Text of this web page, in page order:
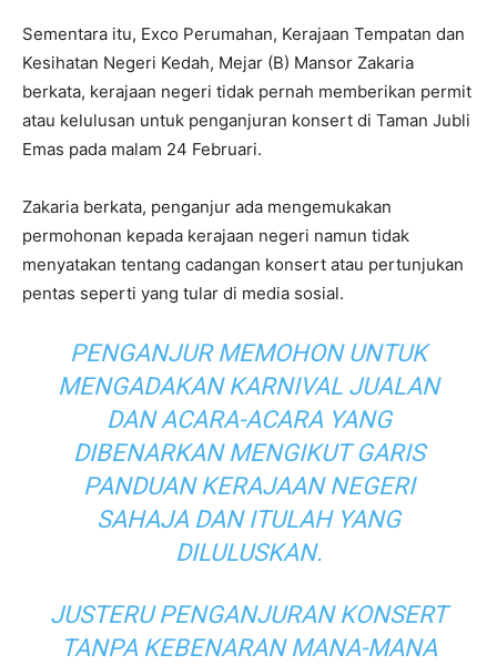
Sementara itu, Exco Perumahan, Kerajaan Tempatan dan
Kesihatan Negeri Kedah, Mejar (B) Mansor Zakaria
berkata, kerajaan negeri tidak pernah memberikan permit
atau kelulusan untuk penganjuran konsert di Taman Jubli
Emas pada malam 24 Februari.
Zakaria berkata, penganjur ada mengemukakan
permohonan kepada kerajaan negeri namun tidak
menyatakan tentang cadangan konsert atau pertunjukan
pentas seperti yang tular di media sosial.
PENGANJUR MEMOHON UNTUK
MENGADAKAN KARNIVAL JUALAN
DAN ACARA-ACARA YANG
DIBENARKAN MENGIKUT GARIS
PANDUAN KERAJAAN NEGERI
SAHAJA DAN ITULAH YANG
DILULUSKAN.
JUSTERU PENGANJURAN KONSERT
TANPA KEBENARAN MANA-MANA